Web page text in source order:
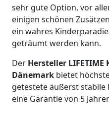
sehr gute Option, vor
einigen schönen
ein wahres
geträumt werden kann.
Der Hersteller LIFETIME
Dänemark bietet
getestete äußerst
eine Garantie von 5